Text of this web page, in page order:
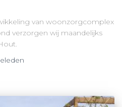
van woonzorgcomplex
verzorgen wij maandelijks